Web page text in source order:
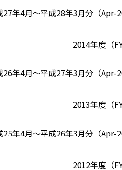
27年4月～平成28年3月分（Apr-
2014年度（
26年4月～平成27年3月分（Apr-
2013年度（
25年4月～平成26年3月分（Apr-
2012年度（